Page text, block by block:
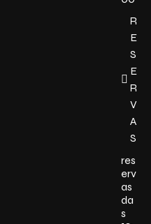
R
E
S
E
R
V
A
S
res
erv
as
da
s